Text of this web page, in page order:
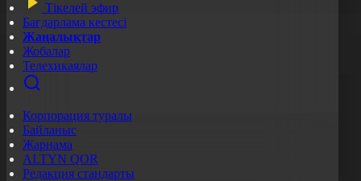
Тікелей эфир
Бағдарлама кестесі
Жаңалықтар
Жобалар
Телехикаялар
Корпорация туралы
Байланыс
Жарнама
ALTYN QOR
Редакция стандарты